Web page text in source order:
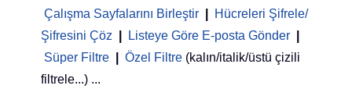
Çalışma Sayfalarını Birleştir
Hücreleri Şifrele/
Şifresini Çöz
Listeye Göre E-posta Gönder
Süper Filtre
Özel Filtre (kalın/italik/üstü çizili
filtrele...) ...